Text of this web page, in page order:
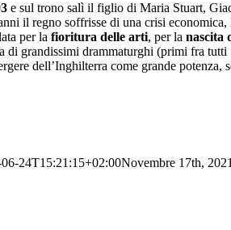
e sul trono salì il figlio di Maria Stuart,
il regno soffrisse di una crisi economica,
per la fioritura delle arti, per la nascita
di grandissimi drammaturghi (primi fra tutti
dell’Inghilterra come grande potenza,
24T15:21:15+02:00Novembre 17th,